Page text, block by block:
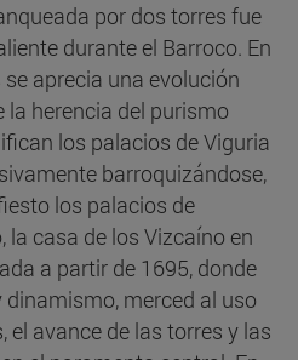
por dos torres fue
durante el Barroco. En
aprecia una evolución
herencia del purismo
los palacios de Viguria
barroquizándose,
los palacios de
la casa de los Vizcaíno en
a partir de 1695, donde
merced al uso
avance de las torres y las